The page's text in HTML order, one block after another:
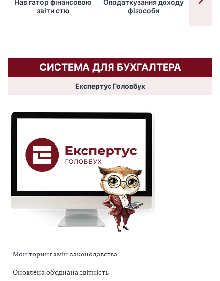
Навігатор фінансовою
звітністю
Оподаткування доходу
фізособи
СИСТЕМА ДЛЯ БУХГАЛТЕРА
Експертус Головбух
Моніторинг змін законодавства
Оновлена об’єднана звітність